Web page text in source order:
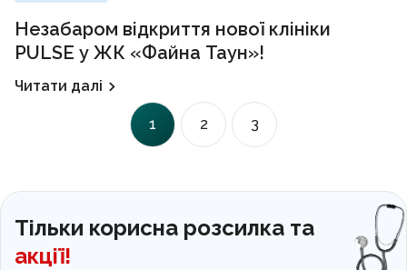
Незабаром відкриття нової клініки
PULSE у ЖК «Файна Таун»!
Читати далі
1 2 3
Тільки корисна розсилка та
акції!